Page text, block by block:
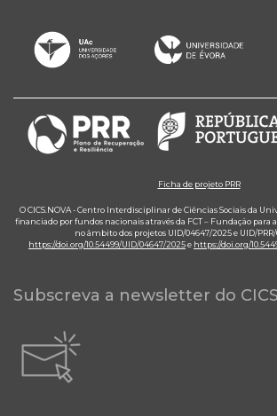
Ficha de projeto PRR
O CICS.NOVA - Centro Interdisciplinar de Ciências Sociais da
financiado por fundos nacionais através da FCT – Fundação para a
no âmbito dos projetos UID/04647/2025 e UID/PRR/
https://doi.org/10.54499/UID/04647/2025e https://doi.org/
Subscreva a newsletter do